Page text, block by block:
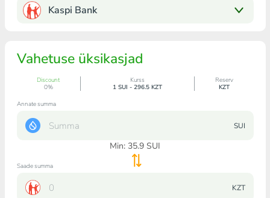
Kaspi Bank
Vahetuse üksikasjad
Discount
0%
Kurss
1 SUI - 296.5 KZT
Reserv
KZT
Annate summa
SUI
Min: 35.9 SUI
Saade summa
KZT